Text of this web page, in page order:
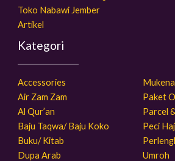
Toko Nabawi Jember
Artikel
Kategori
Accessories
Air Zam Zam
Al Qur’an
Baju Taqwa/ Baju Koko
Buku/ Kitab
Dupa Arab
Mukena
Paket
Parcel
Peci
Umroh